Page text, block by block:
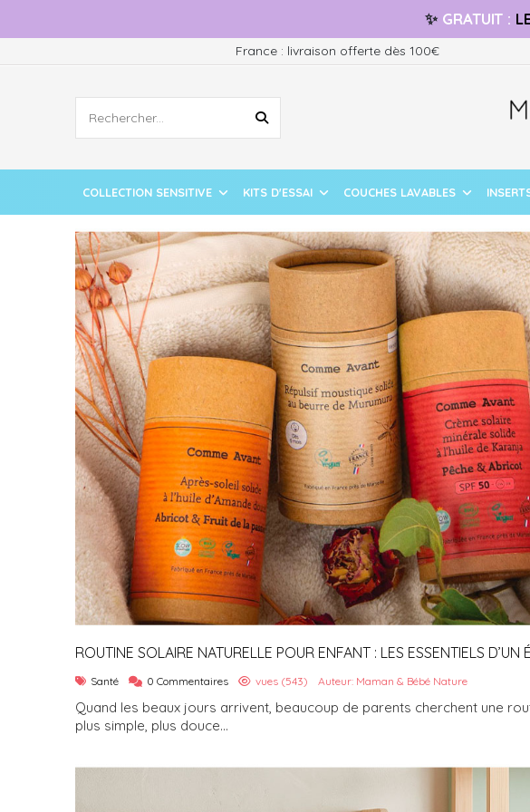
✨ GRATUIT :
France : livraison offerte dès 100€
COLLECTION SENSITIVE KITS D'ESSAI COUCHES LAVABLES
ROUTINE SOLAIRE NATURELLE POUR ENFANT : LES ESSENTIELS D’UN
Santé 0 Commentaires vues (543) Auteur: Maman & Bébé Nature
Quand les beaux jours arrivent, beaucoup de parents cherchent une
plus simple, plus douce...